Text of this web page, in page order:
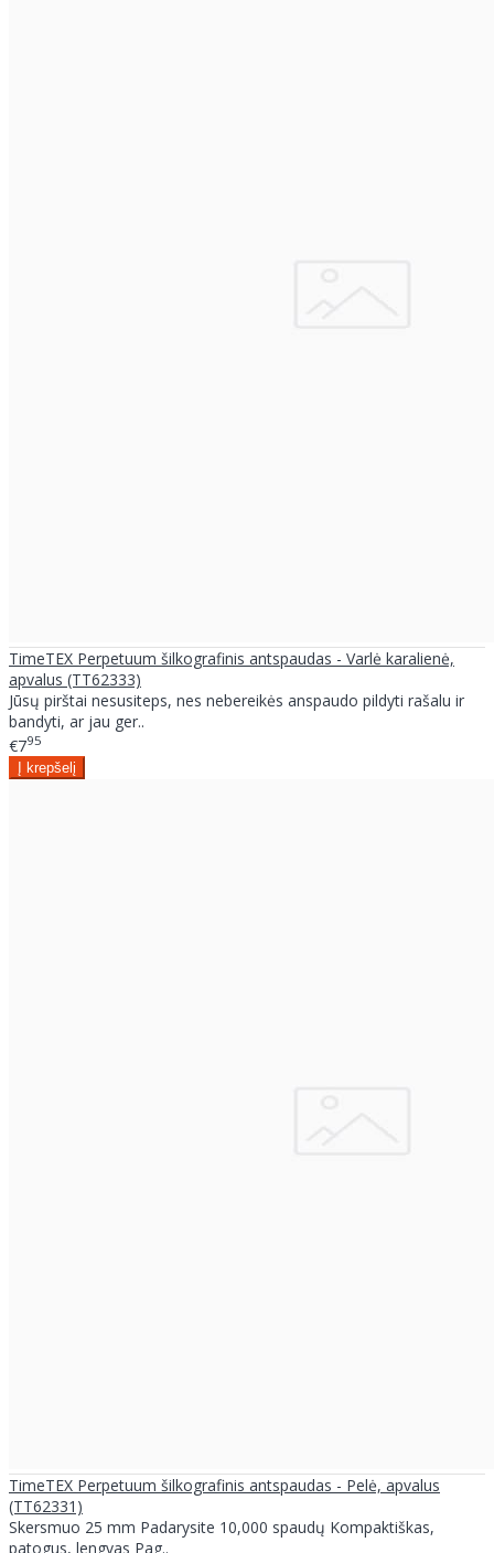
TimeTEX Perpetuum šilkografinis antspaudas - Varlė karalienė,
apvalus (TT62333)
Jūsų pirštai nesusiteps, nes nebereikės anspaudo pildyti rašalu ir
bandyti, ar jau ger..
€795
TimeTEX Perpetuum šilkografinis antspaudas - Pelė, apvalus
(TT62331)
Skersmuo 25 mm Padarysite 10,000 spaudų Kompaktiškas,
patogus, lengvas Pag..